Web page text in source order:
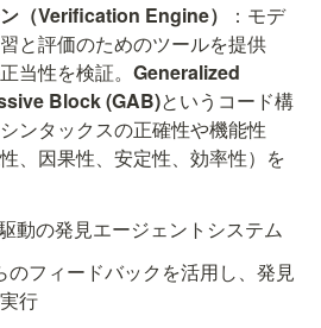
（Verification Engine）
：モデ
と評価のためのツールを提供
当性を検証。 Generalized
Block (GAB)というコード構
ンタックスの正確性や機能性
性、因果性、安定性、効率性）を
動の発見エージェントシステム
のフィードバックを活用し、発見
行